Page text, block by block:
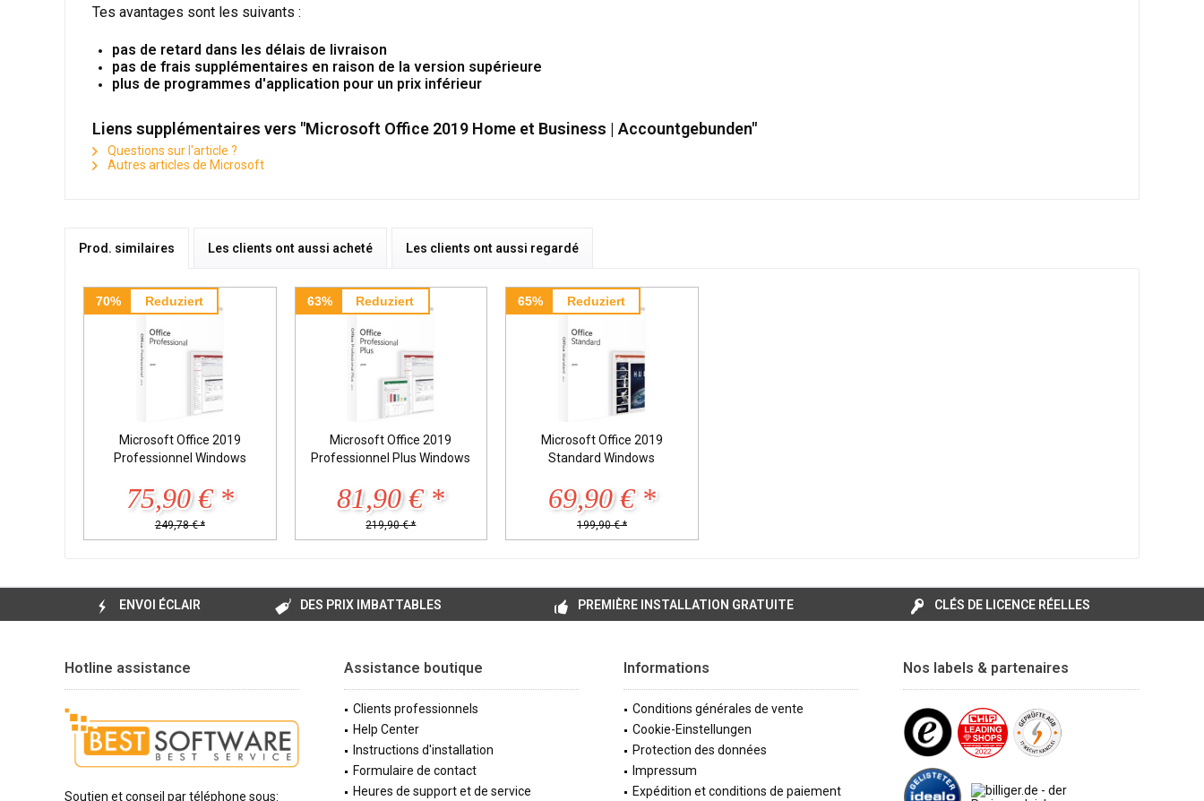
Tes avantages sont les suivants :
pas de retard dans les délais de livraison
pas de frais supplémentaires en raison de la version supérieure
plus de programmes d'application pour un prix inférieur
Liens supplémentaires vers "Microsoft Office 2019 Home et Business | Accountgebunden"
Questions sur l'article ?
Autres articles de Microsoft
Prod. similaires Les clients ont aussi acheté Les clients ont aussi regardé
70% Reduziert
Microsoft Office 2019
Professionnel Windows
75,90 € *
249,78 € *
63% Reduziert
Microsoft Office 2019
Professionnel Plus Windows
81,90 € *
219,90 € *
65% Reduziert
Microsoft Office 2019
Standard Windows
69,90 € *
199,90 € *
ENVOI ÉCLAIR DES PRIX IMBATTABLES PREMIÈRE INSTALLATION GRATUITE CLÉS DE LICENCE RÉELLES
Hotline assistance
Soutien et conseil par téléphone sous:
Assistance boutique
Clients professionnels
Help Center
Instructions d'installation
Formulaire de contact
Heures de support et de service
Informations
Conditions générales de vente
Cookie-Einstellungen
Protection des données
Impressum
Expédition et conditions de paiement
Nos labels & partenaires